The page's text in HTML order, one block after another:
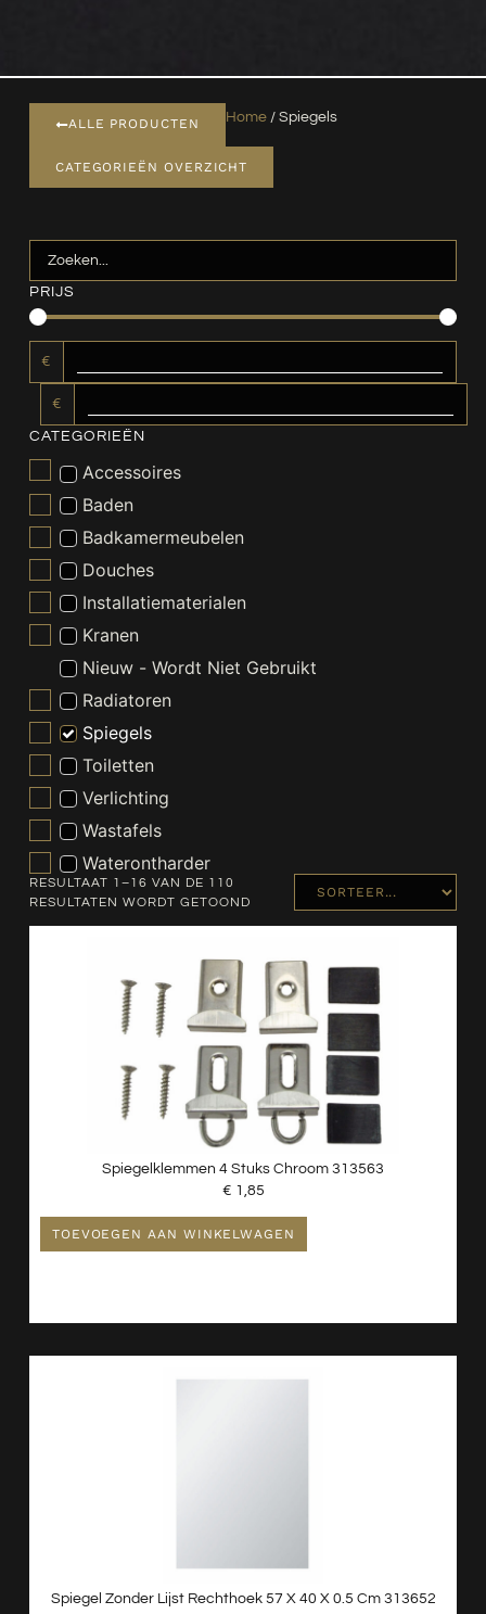
ALLE PRODUCTEN Home/ Spiegels
CATEGORIEËN OVERZICHT
PRIJS
€
€
CATEGORIEËN
Accessoires
Baden
Badkamermeubelen
Douches
Installatiematerialen
Kranen
Nieuw - Wordt Niet Gebruikt
Radiatoren
Spiegels
Toiletten
Verlichting
Wastafels
Waterontharder
RESULTAAT 1–16 VAN DE 110
RESULTATEN WORDT GETOOND
Spiegelklemmen 4 Stuks Chroom 313563
€ 1,85
TOEVOEGEN AAN WINKELWAGEN
Spiegel Zonder Lijst Rechthoek 57 X 40 X 0.5 Cm 313652